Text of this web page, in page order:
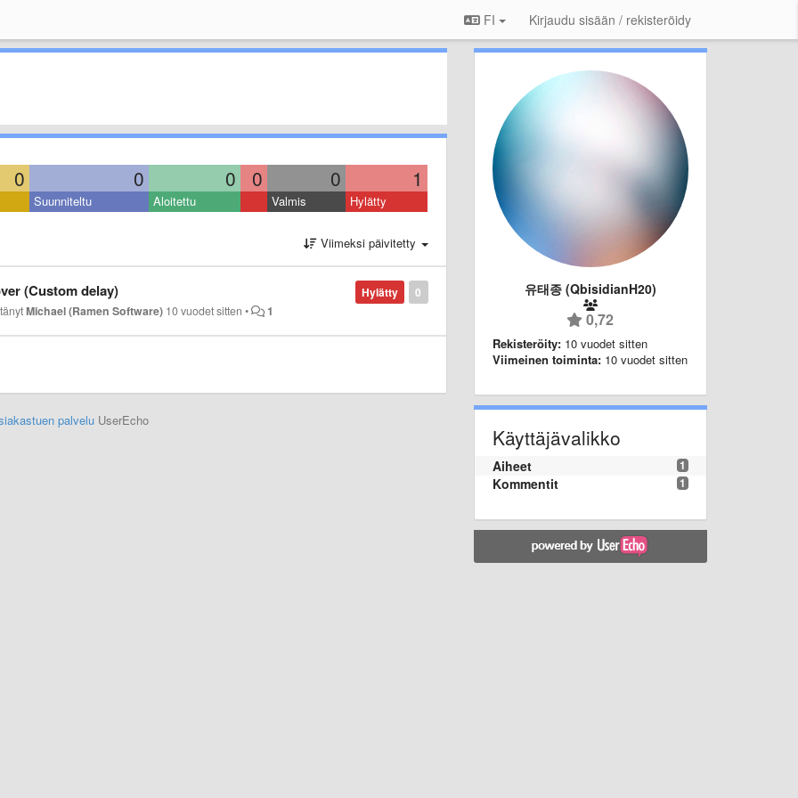
FI Kirjaudu sisään / rekisteröidy
0 0 0 0 0 1
Suunniteltu Aloitettu Valmis Hylätty
Viimeksi päivitetty
0
Hylätty
(Custom delay)
Michael (Ramen Software) 10 vuodet sitten • 1
palveluUserEcho
유태종 (QbisidianH20)
0,72
Rekisteröity: 10 vuodet sitten
Viimeinen toiminta: 10 vuodet sitten
Käyttäjävalikko
1
Aiheet
1
Kommentit